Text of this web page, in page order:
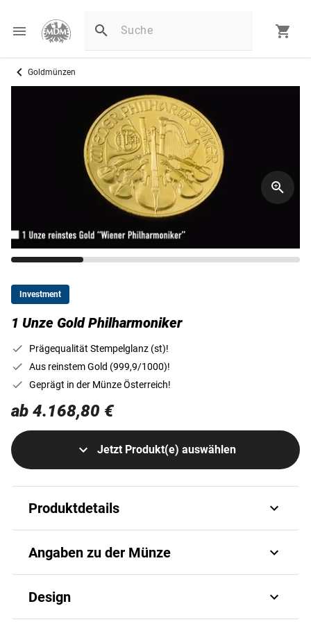
Goldmünzen
Investment
1 Unze Gold Philharmoniker
Prägequalität Stempelglanz (st)!
Aus reinstem Gold (999,9/1000)!
Geprägt in der Münze Österreich!
ab 4.168,80 €
Jetzt Produkt(e) auswählen
Produktdetails
Philharmoniker
Unter leidenschaftlichen Numismatikern kurz
Angaben zu der Münze
Art.-Nr.
Design